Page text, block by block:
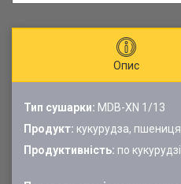
Опис
Тип сушарки: MDB-XN 1/13
Продукт: кукурудза,
Продуктивність: по